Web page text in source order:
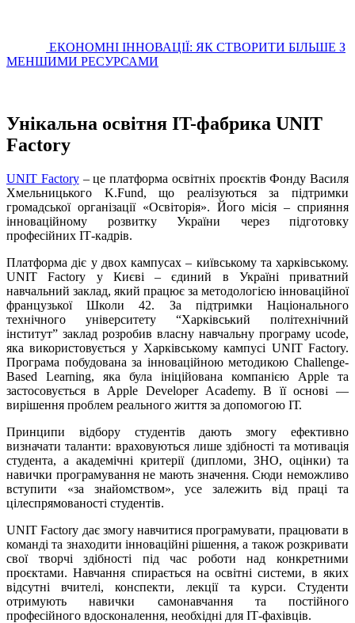
ЕКОНОМНІ ІННОВАЦІЇ: ЯК СТВОРИТИ БІЛЬШЕ З
МЕНШИМИ РЕСУРСАМИ
Унікальна освітня IT-фабрика UNIT
Factory
UNIT Factory– це платформа освітніх проєктів Фонду Василя
Хмельницького K.Fund, що реалізуються за підтримки
громадської організації «Освіторія». Його місія – сприяння
інноваційному розвитку України через підготовку
професійних IТ-кадрів.
Платформа діє у двох кампусах – київському та харківському.
UNIT Factory у Києві – єдиний в Україні приватний
навчальний заклад, який працює за методологією інноваційної
французької Школи 42. За підтримки Національного
технічного університету “Харківський політехнічний
інститут” заклад розробив власну навчальну програму ucode,
яка використовується у Харківському кампусі UNIT Factory.
Програма побудована за інноваційною методикою Challenge-
Based Learning, яка була ініційована компанією Apple та
застосовується в Apple Developer Academy. В її основі —
вирішення проблем реального життя за допомогою ІТ.
Принципи відбору студентів дають змогу ефективно
визначати таланти: враховуються лише здібності та мотивація
студента, а академічні критерії (дипломи, ЗНО, оцінки) та
навички програмування не мають значення. Сюди неможливо
вступити «за знайомством», усе залежить від праці та
цілеспрямованості студентів.
UNIT Factory дає змогу навчитися програмувати, працювати в
команді та знаходити інноваційні рішення, а також розкривати
свої творчі здібності під час роботи над конкретними
проєктами. Навчання спирається на освітні системи, в яких
відсутні вчителі, конспекти, лекції та курси. Студенти
отримують навички самонавчання та постійного
професійного вдосконалення, необхідні для IТ-фахівців.